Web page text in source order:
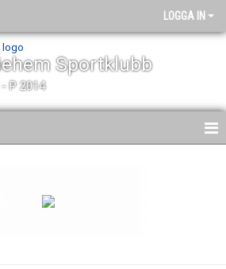
LOGGA IN
Sportklubb
P 2014